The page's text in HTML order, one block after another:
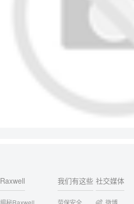
Raxwell
揭秘Raxwell
我们有这些
劳保安全
社交媒体
微博